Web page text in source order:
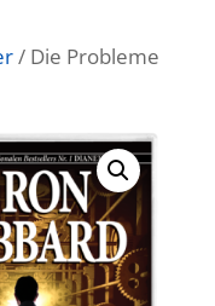
/ Die Probleme